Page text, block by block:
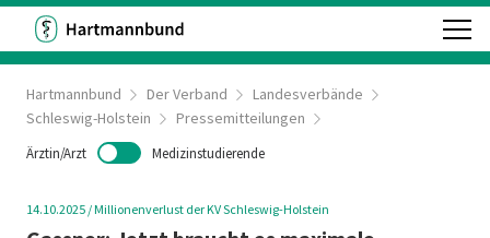
Hartmannbund Der Verband
Landesverbände
Schleswig-Holstein
Pressemitteilungen
Ärztin/Arzt Medizinstudierende
14.10.2025 /Millionenverlust der KV Schleswig-Holstein